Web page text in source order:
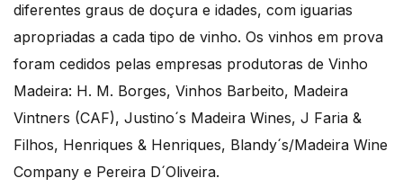
diferentes graus de doçura e idades, com iguarias
apropriadas a cada tipo de vinho. Os vinhos em prova
foram cedidos pelas empresas produtoras de Vinho
Madeira: H. M. Borges, Vinhos Barbeito, Madeira
Vintners (CAF), Justino´s Madeira Wines, J Faria &
Filhos, Henriques & Henriques, Blandy´s/Madeira Wine
Company e Pereira D´Oliveira.